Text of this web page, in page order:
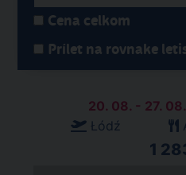
Cena celkom
Prílet na rovnake
20. 08. - 27.
Łódź
1